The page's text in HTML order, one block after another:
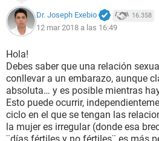
Dr. Joseph Exebio 16.358
12 mar 2018 a las 16:49
Hola!
Debes saber que una relación
conllevar a un embarazo, aunque
absoluta… y es posible mientras
Esto puede ocurrir,
ciclo en el que se tengan las
la mujer es irregular (donde esa